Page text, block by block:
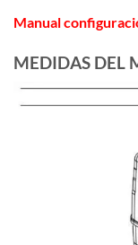
Manual
MEDIDAS DEL